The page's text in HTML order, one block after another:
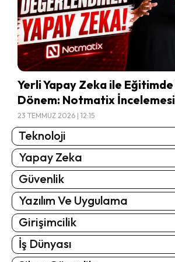
Yerli Yapay Zeka ile Eğitimde
Dönem: Notmatix
23 TEMMUZ 2026 | 12:15
Teknoloji
Yapay Zeka
Güvenlik
Yazılım Ve Uygulama
Girişimcilik
İş Dünyası